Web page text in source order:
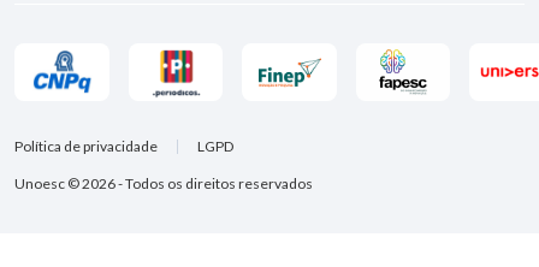
Unoesc © 2026 - Todos os direitos reservados
Política de privacidade LGPD